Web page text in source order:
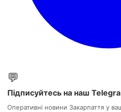
💬
Підписуйтесь на наш
Оперативні новини Закарпаття у